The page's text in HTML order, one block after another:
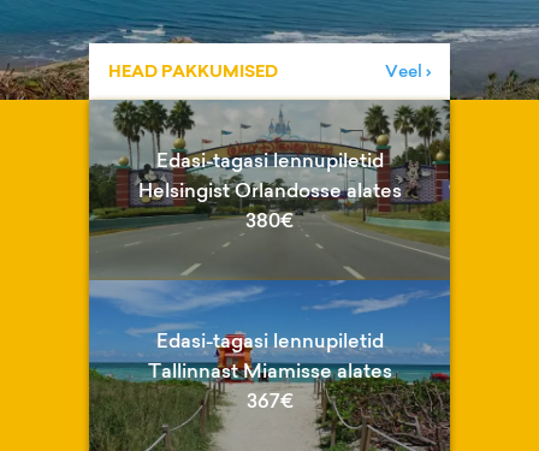
HEAD PAKKUMISED Veel ›
Edasi-tagasi lennupiletid
Helsingist Orlandosse alates
380€
Edasi-tagasi lennupiletid
Tallinnast Miamisse alates
367€